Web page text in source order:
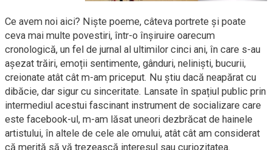
Ce avem noi aici? Niște poeme, câteva portrete și poate
ceva mai multe povestiri, într-o înșiruire oarecum
cronologică, un fel de jurnal al ultimilor cinci ani, în care s-au
așezat trăiri, emoții sentimente, gânduri, neliniști, bucurii,
creionate atât cât m-am priceput. Nu știu dacă neapărat cu
dibăcie, dar sigur cu sinceritate. Lansate în spațiul public prin
intermediul acestui fascinant instrument de socializare care
este facebook-ul, m-am lăsat uneori dezbrăcat de hainele
artistului, în altele de cele ale omului, atât cât am considerat
că merită să vă trezească interesul sau curiozitatea.